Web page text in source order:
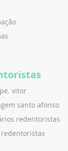
vitor
santo afonso
redentoristas